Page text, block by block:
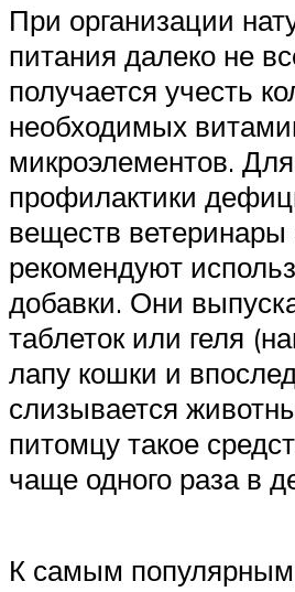
При организации
питания далеко не
получается учесть
необходимых
микроэлементов. Для
профилактики
веществ ветеринары
рекомендуют
добавки. Они
таблеток или геля
лапу кошки и
слизывается
питомцу такое
чаще одного раза в
К самым популярным